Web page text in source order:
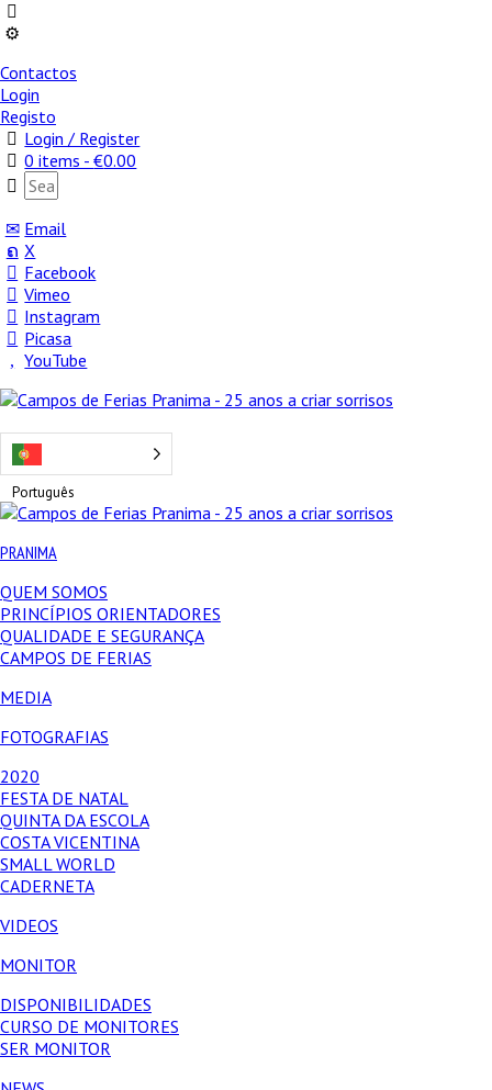
Contactos
Login
Registo
Login / Register
0 items -€0.00
Email
X
Facebook
Vimeo
Instagram
Picasa
YouTube
Português
PRANIMA
QUEM SOMOS
PRINCÍPIOS ORIENTADORES
QUALIDADE E SEGURANÇA
CAMPOS DE FERIAS
MEDIA
FOTOGRAFIAS
2020
FESTA DE NATAL
QUINTA DA ESCOLA
COSTA VICENTINA
SMALL WORLD
CADERNETA
VIDEOS
MONITOR
DISPONIBILIDADES
CURSO DE MONITORES
SER MONITOR